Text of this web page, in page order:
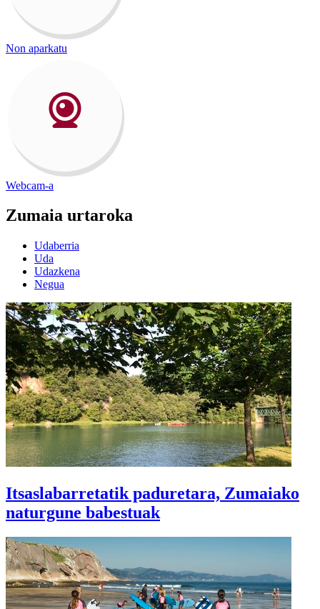
Non aparkatu
Webcam-a
Zumaia urtaroka
Udaberria
Uda
Udazkena
Negua
Itsaslabarretatik paduretara, Zumaiako
naturgune babestuak